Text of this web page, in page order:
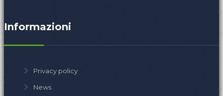
Informazioni
Privacy policy
News